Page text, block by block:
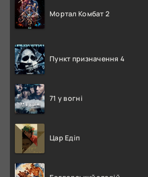
Мортал Комбат 2
Пункт призначення 4
71 у вогні
Цар Едіп